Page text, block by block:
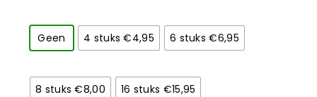
Geen 4 stuks €4,95 6 stuks €6,95
8 stuks €8,00
16 stuks €15,95